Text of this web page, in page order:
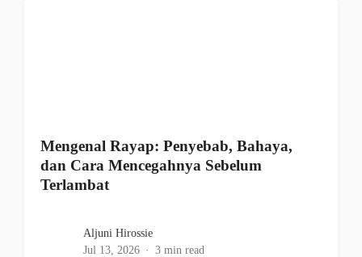
Mengenal Rayap: Penyebab, Bahaya,
dan Cara Mencegahnya Sebelum
Terlambat
Aljuni Hirossie
Jul 13, 2026
3 min read